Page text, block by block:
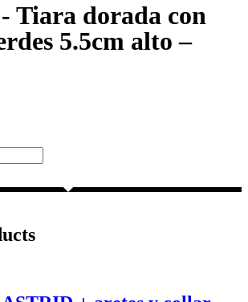
Tiara dorada con
5.5cm alto –